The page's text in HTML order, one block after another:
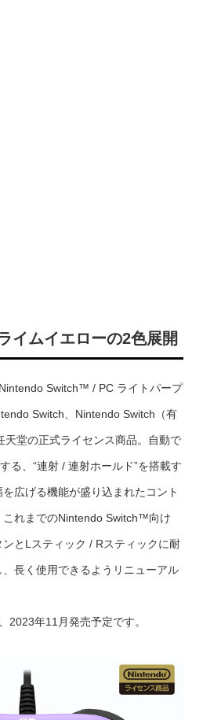
イムイエローの2色展開
Switch™ / PC ライトパープ
Switch、Nintendo Switch（有
天堂の正式ライセンス商品。自動で
る、“連射 / 連射ホールド”を搭載す
広げる機能が盛り込まれたコント
これまでのNintendo Switch™向け
ンとLスティック / Rスティックに耐
長く使用できるようリニューアル
2023年11月発売予定です。